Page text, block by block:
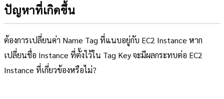
ปัญหาที่เกิดขึ้น
ต้องการเปลี่ยนค่า Name Tag ที่แนบอยู่กับ EC2 Instance หาก
เปลี่ยนชื่อ Instance ที่ตั้งไว้ใน Tag Key จะมีผลกระทบต่อ EC2
Instance ที่เกี่ยวข้องหรือไม่?